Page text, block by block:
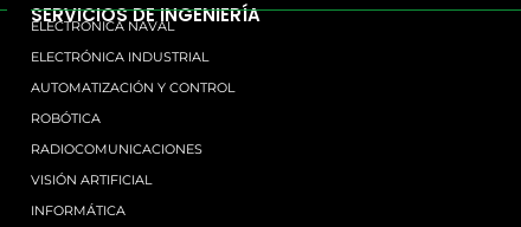
SERVICIOS DE INGENIERÍA
ELECTRÓNICA NAVAL
ELECTRÓNICA INDUSTRIAL
AUTOMATIZACIÓN Y CONTROL
ROBÓTICA
RADIOCOMUNICACIONES
VISIÓN ARTIFICIAL
INFORMÁTICA